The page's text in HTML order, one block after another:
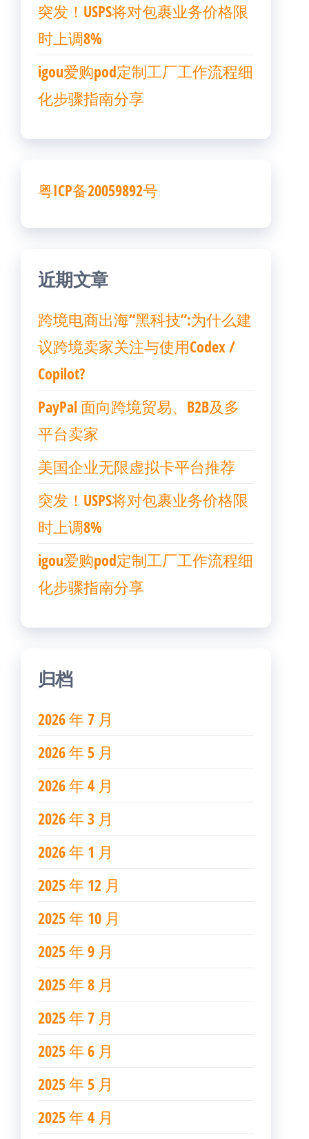
突发！USPS将对包裹业务价格限
时上调8%
igou爱购pod定制工厂工作流程细
化步骤指南分享
粤ICP备20059892号
近期文章
跨境电商出海“黑科技”:为什么建
议跨境卖家关注与使用Codex /
Copilot?
PayPal 面向跨境贸易、B2B及多
平台卖家
美国企业无限虚拟卡平台推荐
突发！USPS将对包裹业务价格限
时上调8%
igou爱购pod定制工厂工作流程细
化步骤指南分享
归档
2026 年 7 月
2026 年 5 月
2026 年 4 月
2026 年 3 月
2026 年 1 月
2025 年 12 月
2025 年 10 月
2025 年 9 月
2025 年 8 月
2025 年 7 月
2025 年 6 月
2025 年 5 月
2025 年 4 月